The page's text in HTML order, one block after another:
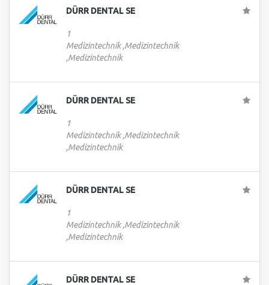
DÜRR DENTAL SE
1
Medizintechnik ,Medizintechnik
,Medizintechnik
DÜRR DENTAL SE
1
Medizintechnik ,Medizintechnik
,Medizintechnik
DÜRR DENTAL SE
1
Medizintechnik ,Medizintechnik
,Medizintechnik
DÜRR DENTAL SE